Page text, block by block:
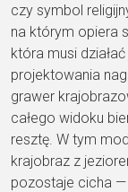
czy symbol
na którym opiera
która musi
projektowania
grawer
całego widoku
resztę. W tym
krajobraz z
pozostaje cicha —